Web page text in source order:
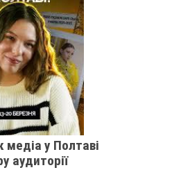
медіа у Полтаві
аудиторії